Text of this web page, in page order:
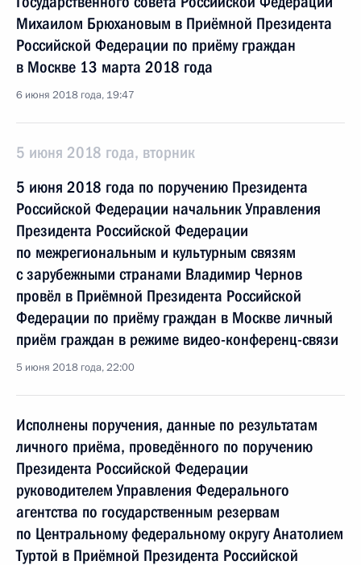
Михаилом Брюхановым в Приёмной Президента
Российской Федерации по приёму граждан
в Москве 13 марта 2018 года
6 июня 2018 года, 19:47
5 июня 2018 года, вторник
5 июня 2018 года по поручению Президента
Российской Федерации начальник Управления
Президента Российской Федерации
по межрегиональным и культурным связям
с зарубежными странами Владимир Чернов
провёл в Приёмной Президента Российской
Федерации по приёму граждан в Москве личный
приём граждан в режиме видео-конференц-связи
5 июня 2018 года, 22:00
Исполнены поручения, данные по результатам
личного приёма, проведённого по поручению
Президента Российской Федерации
руководителем Управления Федерального
агентства по государственным резервам
по Центральному федеральному округу Анатолием
Туртой в Приёмной Президента Российской